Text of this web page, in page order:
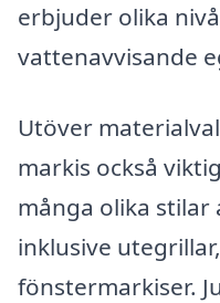
erbjuder olika
vattenavvisande
Utöver
markis också
många olika stilar
inklusive
fönstermarkiser.